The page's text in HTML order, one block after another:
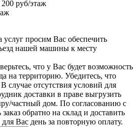
руб/этаж
просим Вас обеспечить
нашей машины к месту
что у Вас будет возможность
на территорию. Убедитесь, что
случае отсутствия условий для
доставки в праве выгрузить
частный дом. По согласованию с
обратно на склад и доставить
Вас день за повторную оплату.